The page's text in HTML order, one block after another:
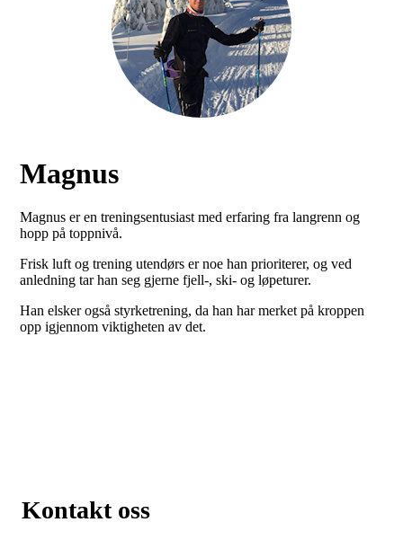
Magnus
Magnus er en treningsentusiast med erfaring fra langrenn og
hopp på toppnivå.
Frisk luft og trening utendørs er noe han prioriterer, og ved
anledning tar han seg gjerne fjell-, ski- og løpeturer.
Han elsker også styrketrening, da han har merket på kroppen
opp igjennom viktigheten av det.
Kontakt oss